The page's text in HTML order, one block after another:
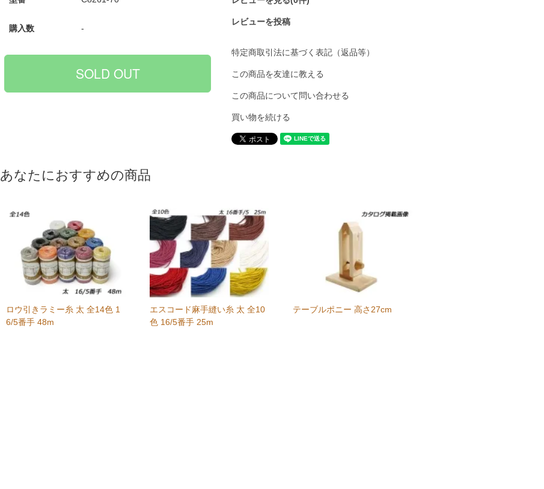
購入数 -
レビューを投稿
特定商取引法に基づく表記（返品等）
この商品を友達に教える
この商品について問い合わせる
買い物を続ける
あなたにおすすめの商品
ロウ引きラミー糸 太 全14色 1
6/5番手 48m
エスコード麻手縫い糸 太 全10
色 16/5番手 25m
テーブルポニー 高さ27cm